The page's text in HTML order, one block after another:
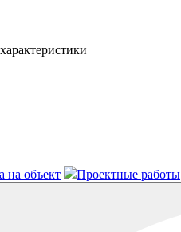
на объект
Проектные работы